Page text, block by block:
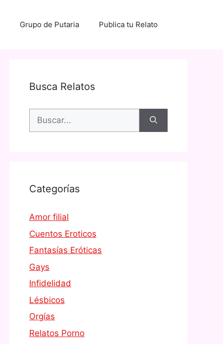
Grupo de Putaria Publica tu Relato
Busca Relatos
Buscar:
Categorías
Amor filial
Cuentos Eroticos
Fantasías Eróticas
Gays
Infidelidad
Lésbicos
Orgías
Relatos Porno